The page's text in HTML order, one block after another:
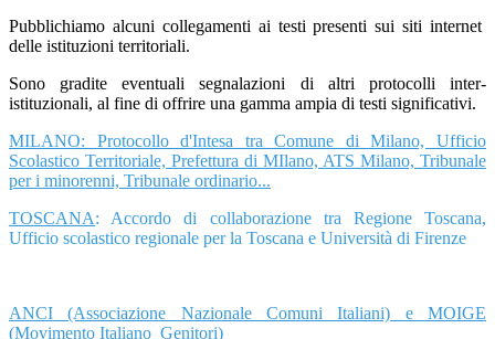
Pubblichiamo alcuni collegamenti ai testi presenti sui siti internet
delle istituzioni territoriali.
Sono gradite eventuali segnalazioni di altri protocolli inter-
istituzionali, al fine di offrire una gamma ampia di testi significativi.
MILANO: Protocollo d'Intesa tra Comune di Milano, Ufficio
Scolastico Territoriale, Prefettura di MIlano, ATS Milano, Tribunale
per i minorenni, Tribunale ordinario...
TOSCANA: Accordo di collaborazione tra Regione Toscana,
Ufficio scolastico regionale per la Toscana e Università di Firenze
ANCI (Associazione Nazionale Comuni Italiani) e MOIGE
(Movimento Italiano Genitori)